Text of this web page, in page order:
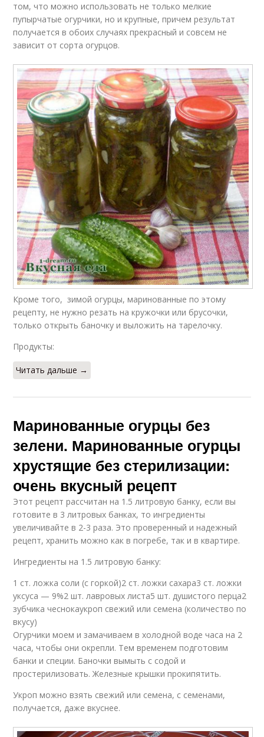
том, что можно использовать не только мелкие
пупырчатые огурчики, но и крупные, причем результат
получается в обоих случаях прекрасный и совсем не
зависит от сорта огурцов.
Кроме того, зимой огурцы, маринованные по этому
рецепту, не нужно резать на кружочки или брусочки,
только открыть баночку и выложить на тарелочку.
Продукты:
Читать дальше →
Маринованные огурцы без
зелени. Маринованные огурцы
хрустящие без стерилизации:
очень вкусный рецепт
Этот рецепт рассчитан на 1.5 литровую банку, если вы
готовите в 3 литровых банках, то ингредиенты
увеличивайте в 2-3 раза. Это проверенный и надежный
рецепт, хранить можно как в погребе, так и в квартире.
Ингредиенты на 1.5 литровую банку:
1 ст. ложка соли (с горкой)2 ст. ложки сахара3 ст. ложки
уксуса — 9%2 шт. лавровых листа5 шт. душистого перца2
зубчика чеснокаукроп свежий или семена (количество по
вкусу)
Огурчики моем и замачиваем в холодной воде часа на 2
часа, чтобы они окрепли. Тем временем подготовим
банки и специи. Баночки вымыть с содой и
простерилизовать. Железные крышки прокипятить.
Укроп можно взять свежий или семена, с семенами,
получается, даже вкуснее.